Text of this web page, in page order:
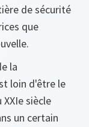
de sécurité
que
la
loin d'être le
siècle
un certain